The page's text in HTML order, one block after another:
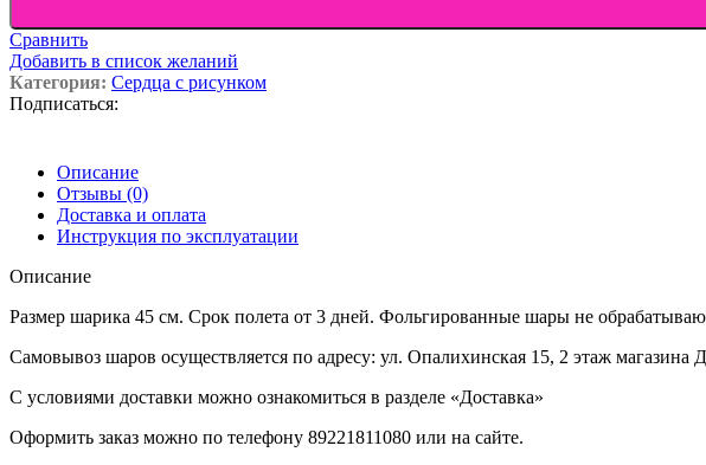
Сравнить
Добавить в список желаний
Категория: Сердца с рисунком
Подписаться:
Описание
Отзывы (0)
Доставка и оплата
Инструкция по эксплуатации
Описание
Размер шарика 45 см. Срок полета от 3 дней. Фольгированные шары не
Самовывоз шаров осуществляется по адресу: ул. Опалихинская 15, 2 этаж магазина
С условиями доставки можно ознакомиться в разделе «Доставка»
Оформить заказ можно по телефону 89221811080 или на сайте.